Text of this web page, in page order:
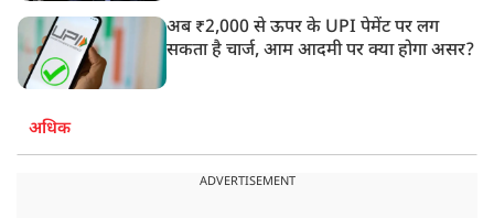
अब ₹2,000 से ऊपर के UPI पेमेंट पर लग
सकता है चार्ज, आम आदमी पर क्या होगा असर?
अधिक
ADVERTISEMENT